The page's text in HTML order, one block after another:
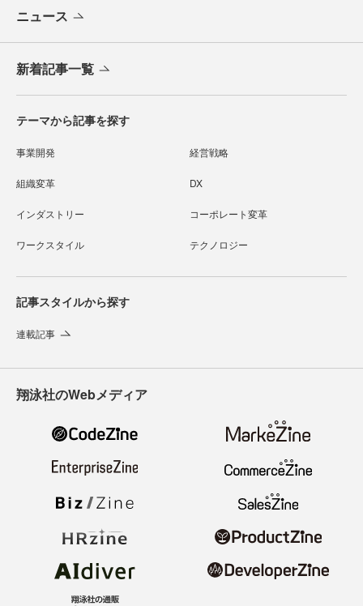
ニュース
新着記事一覧
テーマから記事を探す
事業開発 経営戦略
組織変革 DX
インダストリー コーポレート変革
ワークスタイル テクノロジー
記事スタイルから探す
連載記事
翔泳社のWebメディア